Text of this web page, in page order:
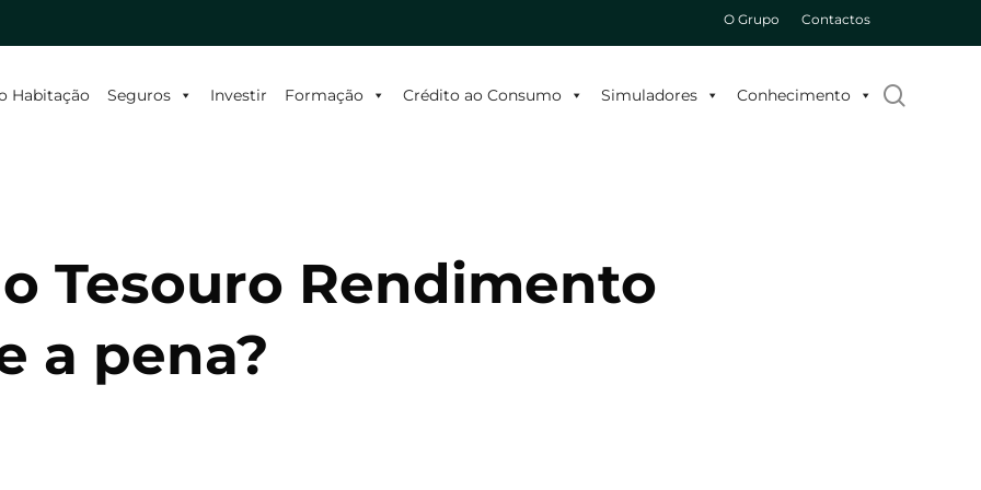
O Grupo Contactos
Habitação Seguros Investir Formação Crédito ao Consumo Simuladores Conhecimento
Tesouro Rendimento
a pena?